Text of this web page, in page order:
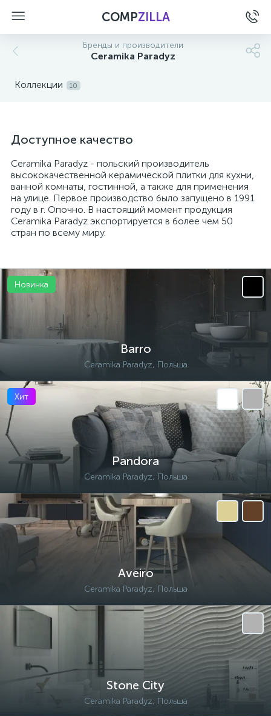
COMPZILLA
Бренды и производители
Ceramika Paradyz
Коллекции 10
Доступное качество
Ceramika Paradyz - польский производитель
высококачественной керамической плитки для кухни,
ванной комнаты, гостинной, а также для применения
на улице. Первое производство было запущено в 1991
году в г. Опочно. В настоящий момент продукция
Ceramika Paradyz экспортируется в более чем 50
стран по всему миру.
Barro
Ceramika Paradyz, Польша
Новинка
Pandora
Ceramika Paradyz, Польша
Хит
Aveiro
Ceramika Paradyz, Польша
Stone City
Ceramika Paradyz, Польша